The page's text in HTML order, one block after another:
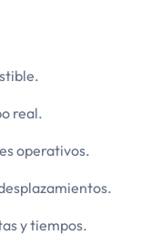
real.
operativos.
y tiempos.